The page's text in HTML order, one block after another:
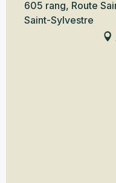
605 rang, Route
Saint-Sylvestre